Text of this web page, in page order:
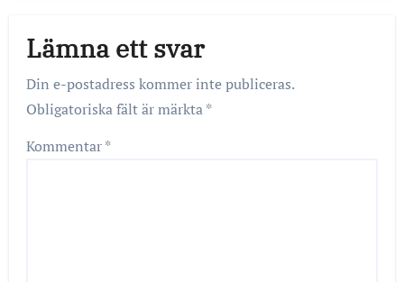
Lämna ett svar
Din e-postadress kommer inte publiceras.
Obligatoriska fält är märkta*
Kommentar*